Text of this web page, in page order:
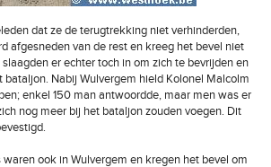
dat ze de terugtrekking niet verhinderden,
afgesneden van de rest en kreeg het bevel niet
er echter toch in om zich te bevrijden en
bataljon. Nabij Wulvergem hield Kolonel Malcolm
enkel 150 man antwoordde, maar men was er
nog meer bij het bataljon zouden voegen. Dit
waren ook in Wulvergem en kregen het bevel om